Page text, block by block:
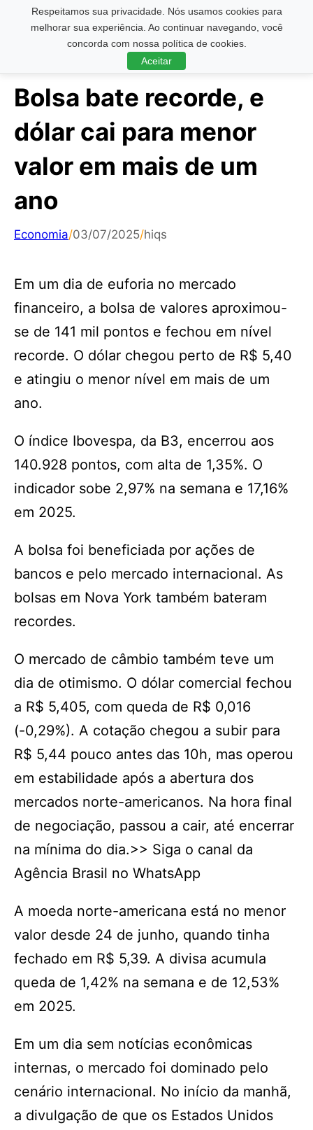
Respeitamos sua privacidade. Nós usamos cookies para
melhorar sua experiência. Ao continuar navegando, você
concorda com nossa política de cookies.
Aceitar
Pesquisar ...
Bolsa bate recorde, e
dólar cai para menor
valor em mais de um
ano
Economia/03/07/2025/hiqs
Em um dia de euforia no mercado
financeiro, a bolsa de valores aproximou-
se de 141 mil pontos e fechou em nível
recorde. O dólar chegou perto de R$ 5,40
e atingiu o menor nível em mais de um
ano.
O índice Ibovespa, da B3, encerrou aos
140.928 pontos, com alta de 1,35%. O
indicador sobe 2,97% na semana e 17,16%
em 2025.
A bolsa foi beneficiada por ações de
bancos e pelo mercado internacional. As
bolsas em Nova York também bateram
recordes.
O mercado de câmbio também teve um
dia de otimismo. O dólar comercial fechou
a R$ 5,405, com queda de R$ 0,016
(-0,29%). A cotação chegou a subir para
R$ 5,44 pouco antes das 10h, mas operou
em estabilidade após a abertura dos
mercados norte-americanos. Na hora final
de negociação, passou a cair, até encerrar
na mínima do dia.>> Siga o canal da
Agência Brasil no WhatsApp
A moeda norte-americana está no menor
valor desde 24 de junho, quando tinha
fechado em R$ 5,39. A divisa acumula
queda de 1,42% na semana e de 12,53%
em 2025.
Em um dia sem notícias econômicas
internas, o mercado foi dominado pelo
cenário internacional. No início da manhã,
a divulgação de que os Estados Unidos